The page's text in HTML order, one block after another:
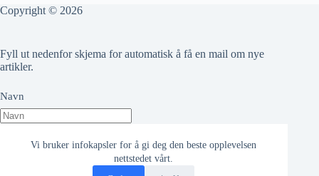
Vi bruker infokapsler for å gi deg den beste opplevelsen
nettstedet vårt.
Copyright © 2026
Fyll ut nedenfor skjema for automatisk å få en mail om nye
artikler.
Navn